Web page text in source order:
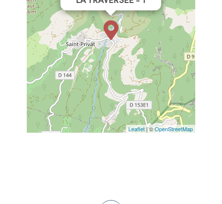
Leaflet| ©OpenStreetMap